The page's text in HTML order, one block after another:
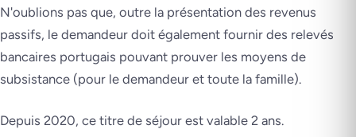
N'oublions pas que, outre la présentation des revenus
passifs, le demandeur doit également fournir des relevés
bancaires portugais pouvant prouver les moyens de
subsistance (pour le demandeur et toute la famille).
Depuis 2020, ce titre de séjour est valable 2 ans.